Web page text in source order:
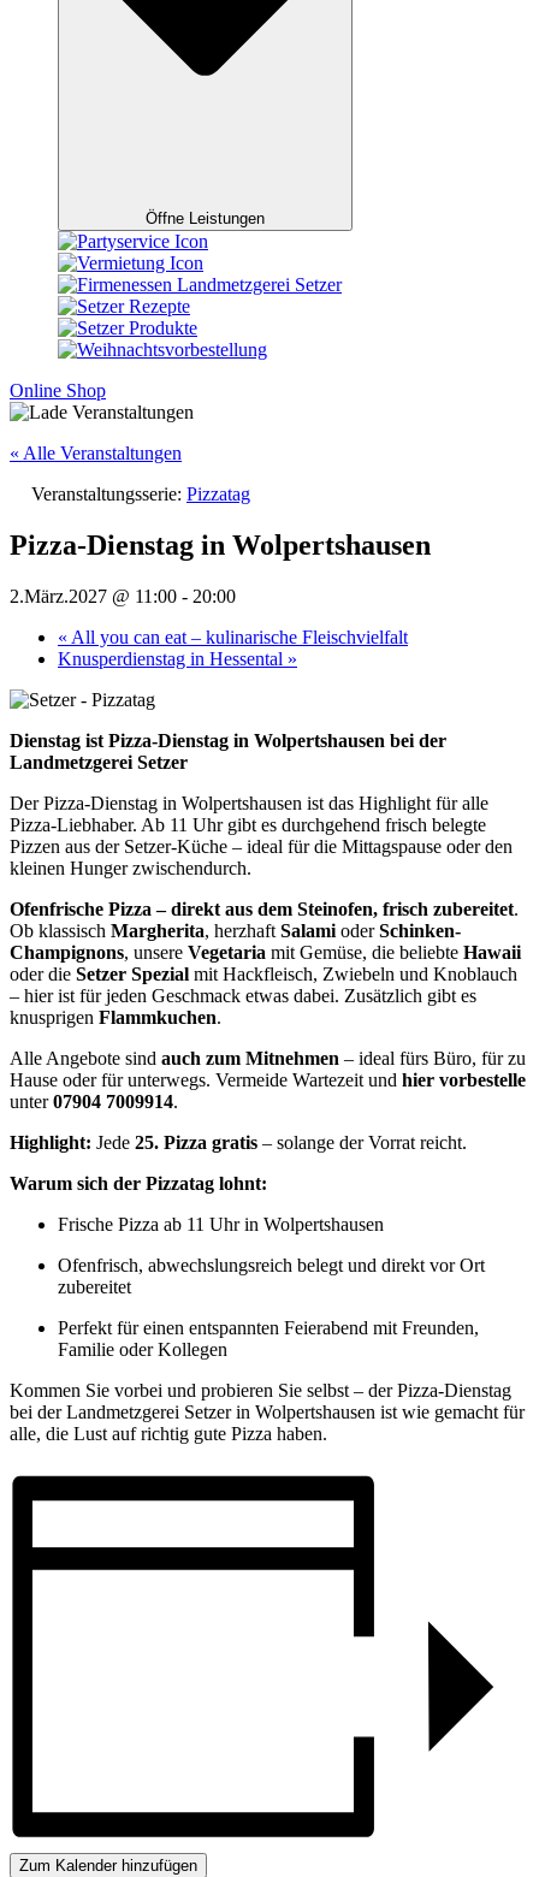
Öffne Leistungen
Online Shop
« Alle Veranstaltungen
Veranstaltungsserie: Pizzatag
Pizza-Dienstag in Wolpertshausen
2.März.2027 @ 11:00 - 20:00
« All you can eat – kulinarische Fleischvielfalt
Knusperdienstag in Hessental »
Dienstag ist Pizza-Dienstag in Wolpertshausen bei der
Landmetzgerei Setzer
Der Pizza-Dienstag in Wolpertshausen ist das Highlight für alle
Pizza-Liebhaber. Ab 11 Uhr gibt es durchgehend frisch belegte
Pizzen aus der Setzer-Küche – ideal für die Mittagspause oder den
kleinen Hunger zwischendurch.
Ofenfrische Pizza – direkt aus dem Steinofen, frisch zubereitet.
Ob klassisch Margherita, herzhaft Salami oderSchinken-
Champignons, unsere Vegetaria mit Gemüse, die beliebte Hawaii
oder die Setzer Spezial mit Hackfleisch, Zwiebeln und Knoblauch
– hier ist für jeden Geschmack etwas dabei. Zusätzlich gibt es
knusprigen Flammkuchen.
Alle Angebote sind auch zum Mitnehmen – ideal fürs Büro, für zu
Hause oder für unterwegs. Vermeide Wartezeit und hier vorbestelle
unter07904 7009914.
Highlight: Jede 25. Pizza gratis – solange der Vorrat reicht.
Warum sich der Pizzatag lohnt:
Frische Pizza ab 11 Uhr in Wolpertshausen
Ofenfrisch, abwechslungsreich belegt und direkt vor Ort
zubereitet
Perfekt für einen entspannten Feierabend mit Freunden,
Familie oder Kollegen
Kommen Sie vorbei und probieren Sie selbst – der Pizza-Dienstag
bei der Landmetzgerei Setzer in Wolpertshausen ist wie gemacht für
alle, die Lust auf richtig gute Pizza haben.
Zum Kalender hinzufügen